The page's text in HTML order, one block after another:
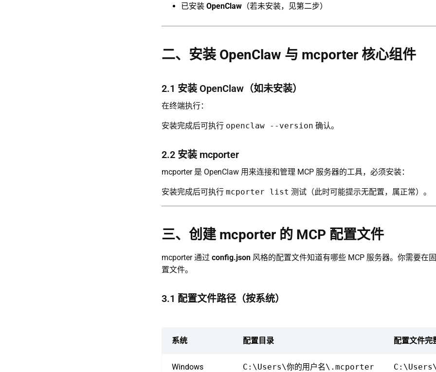
已安装 OpenClaw （若未安装，见第二步）
二、安装 OpenClaw 与 mcporter 核心组件
2.1 安装 OpenClaw（如未安装）
在终端执行：
安装完成后可执行 openclaw --version 确认。
2.2 安装 mcporter
mcporter 是 OpenClaw 用来连接和管理 MCP 服务器的工具，必须安装：
安装完成后可执行 mcporter list 测试（此时可能提示无配置，属正常）。
三、创建 mcporter 的 MCP 配置文件
mcporter 通过 config.json 风格的配置文件知道有哪些 MCP 服务器。你需要在
置文件。
3.1 配置文件路径（按系统）
系统 配置目录 配置文件完
Windows C:\Users\你的用户名\.mcporter